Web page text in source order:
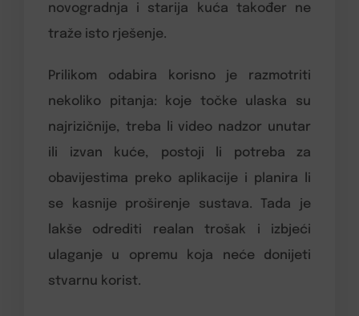
novogradnja i starija kuća također ne
traže isto rješenje.
Prilikom odabira korisno je razmotriti
nekoliko pitanja: koje točke ulaska su
najrizičnije, treba li video nadzor unutar
ili izvan kuće, postoji li potreba za
obavijestima preko aplikacije i planira li
se kasnije proširenje sustava. Tada je
lakše odrediti realan trošak i izbjeći
ulaganje u opremu koja neće donijeti
stvarnu korist.